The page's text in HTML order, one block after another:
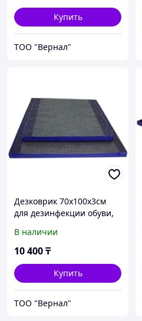
Купить
ТОО "Вернал"
Дезковрик 70x100x3см
для дезинфекции обуви,
В наличии
10 400₸
Купить
ТОО "Вернал"